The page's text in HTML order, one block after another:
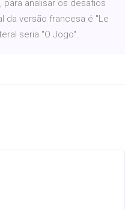
para analisar os desafios
da versão francesa é "Le
seria "O Jogo".